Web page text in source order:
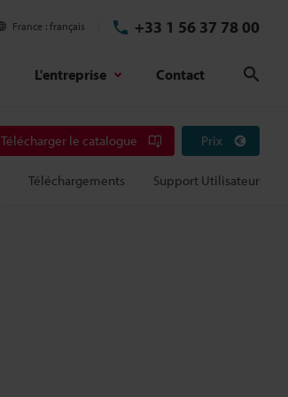
France français +33 1 56 37 78 00
L'entreprise Contact
Télécharger le catalogue Prix
Téléchargements Support Utilisateur